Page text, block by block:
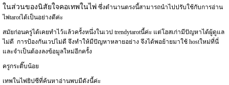
ในส่วนของนิสัยใจคอเทพในไพ่ซึ่งตำนานตรงนี้สามารถนำไปปรับใช้กับการอ่าน
ไพ่tarotได้เป็นอย่างดีค่ะ
สมัยก่อนครูได้เคยทำไว้แล้วครั้งหนึ่งในเวป trendytarotนี้ค่ะ แต่โฮสเก่ามีปัญหาได้ผู้ดูแล
ไม่ดี การป้องกันเวปไม่ดี จึงทำให้มีปัญหาหลายอย่าง จึงได้พอย้ายมาใช้ hostใหม่ที่นี่
และจำเป็นต้องลงข้อมูลใหม่อีกครั้ง
ครูกระติ๊บน้อย
เทพในไพ่ยิปซีที่ค้นหาอ่านพบมีดังนี้ค่ะ